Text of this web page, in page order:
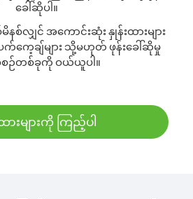
ခေါ်ဆိုပါ။
စ်လျှင် အကောင်းဆုံး နှုန်းထားများ
ကေ့ချ်များ သို့မဟုတ် ဖုန်းခေါ်ဆိုမှု
ဉ်တစ်ခုကို ဝယ်ယူပါ။
ားများကို ကြည့်ပါ